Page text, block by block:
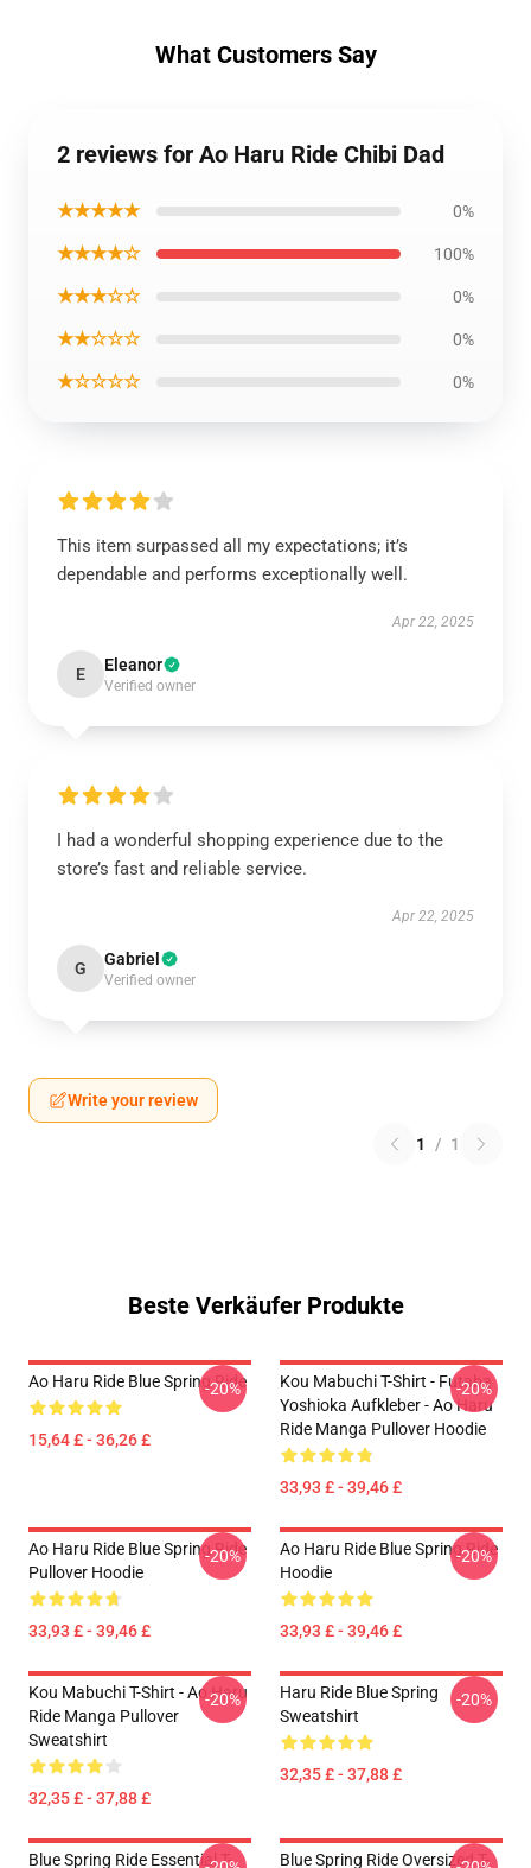
What Customers Say
2 reviews for Ao Haru Ride Chibi Dad
★★★★★ 0%
★★★★☆ 100%
★★★☆☆ 0%
★★☆☆☆ 0%
★☆☆☆☆ 0%
This item surpassed all my expectations; it’s
dependable and performs exceptionally well.
Apr 22, 2025
E Eleanor
Verified owner
I had a wonderful shopping experience due to the
store’s fast and reliable service.
Apr 22, 2025
G Gabriel
Verified owner
Write your review
1 / 1
Beste Verkäufer Produkte
Ao Haru Ride Blue Spring Ride
15,64 £ - 36,26 £
-20%
Kou Mabuchi T-Shirt - Futaba
Yoshioka Aufkleber - Ao Haru
Ride Manga Pullover Hoodie
33,93 £ - 39,46 £
-20%
Ao Haru Ride Blue Spring Ride
Pullover Hoodie
33,93 £ - 39,46 £
-20%
Ao Haru Ride Blue Spring Ride
Hoodie
33,93 £ - 39,46 £
-20%
Kou Mabuchi T-Shirt - Ao Haru
Ride Manga Pullover
Sweatshirt
32,35 £ - 37,88 £
-20%
Haru Ride Blue Spring
Sweatshirt
32,35 £ - 37,88 £
-20%
Blue Spring Ride Essential T-
Blue Spring Ride Oversized T-